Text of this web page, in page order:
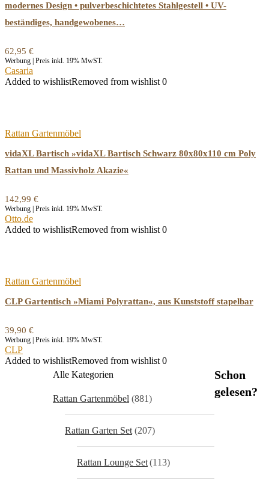
modernes Design • pulverbeschichtetes Stahlgestell • UV-
beständiges, handgewobenes…
62,95 €
Werbung | Preis inkl. 19% MwST.
Casaria
Added to wishlistRemoved from wishlist 0
Rattan Gartenmöbel
vidaXL Bartisch »vidaXL Bartisch Schwarz 80x80x110 cm Poly
Rattan und Massivholz Akazie«
142,99 €
Werbung | Preis inkl. 19% MwST.
Otto.de
Added to wishlistRemoved from wishlist 0
Rattan Gartenmöbel
CLP Gartentisch »Miami Polyrattan«, aus Kunststoff stapelbar
39,90 €
Werbung | Preis inkl. 19% MwST.
CLP
Added to wishlistRemoved from wishlist 0
Alle Kategorien
Rattan Gartenmöbel (881)
Rattan Garten Set (207)
Rattan Lounge Set(113)
Schon
gelesen?